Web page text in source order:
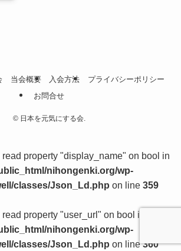
当会概要 入会方法
プライバシーポリシー
お問合せ
©日本を元気にする会.
read property "display_name" on bool in
nihongenki.org/wp-
classes/Json_Ld.php on line 359
read property "user_url" on bool in
nihongenki.org/wp-
classes/Json_Ld.php on line360